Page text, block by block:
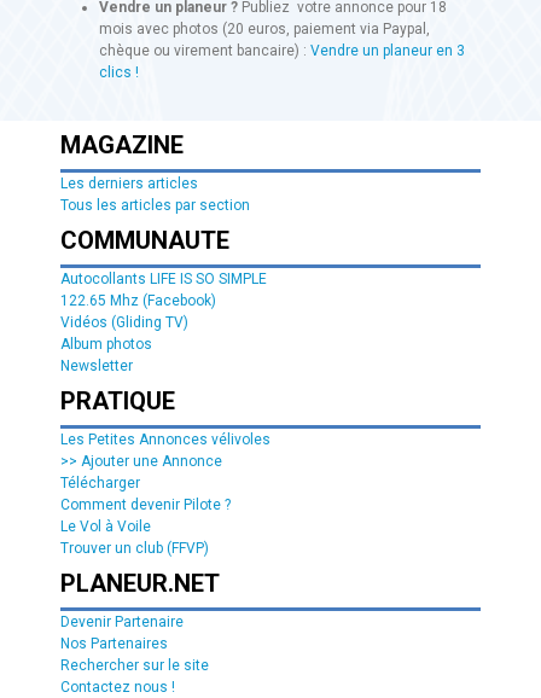
Vendre un planeur ? Publiez votre annonce pour 18
mois avec photos (20 euros, paiement via Paypal,
chèque ou virement bancaire) : Vendre un planeur en 3
clics !
MAGAZINE
Les derniers articles
Tous les articles par section
COMMUNAUTE
Autocollants LIFE IS SO SIMPLE
122.65 Mhz (Facebook)
Vidéos (Gliding TV)
Album photos
Newsletter
PRATIQUE
Les Petites Annonces vélivoles
>> Ajouter une Annonce
Télécharger
Comment devenir Pilote ?
Le Vol à Voile
Trouver un club (FFVP)
PLANEUR.NET
Devenir Partenaire
Nos Partenaires
Rechercher sur le site
Contactez nous !